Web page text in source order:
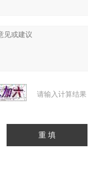
请输入计算结